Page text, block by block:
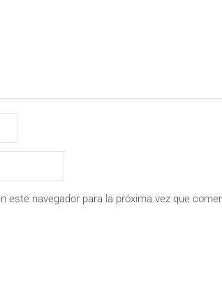
este navegador para la próxima vez que